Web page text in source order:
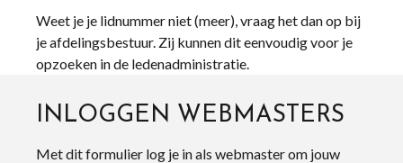
Weet je je lidnummer niet (meer), vraag het dan op bij
je afdelingsbestuur. Zij kunnen dit eenvoudig voor je
opzoeken in de ledenadministratie.
INLOGGEN WEBMASTERS
Met dit formulier log je in als webmaster om jouw